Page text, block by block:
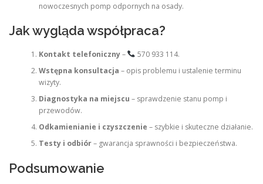
nowoczesnych pomp odpornych na osady.
Jak wygląda współpraca?
Kontakt telefoniczny–
570 933 114.
Wstępna konsultacja – opis problemu i ustalenie terminu
wizyty.
Diagnostyka na miejscu – sprawdzenie stanu pomp i
przewodów.
Odkamienianie i czyszczenie – szybkie i skuteczne działanie.
Testy i odbiór– gwarancja sprawności i bezpieczeństwa.
Podsumowanie